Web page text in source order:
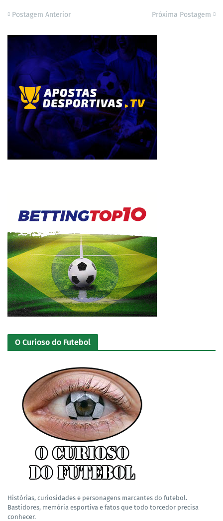
Postagem Anterior Próxima Postagem
O Curioso do Futebol
Histórias, curiosidades e personagens marcantes do futebol.
Bastidores, memória esportiva e fatos que todo torcedor precisa
conhecer.